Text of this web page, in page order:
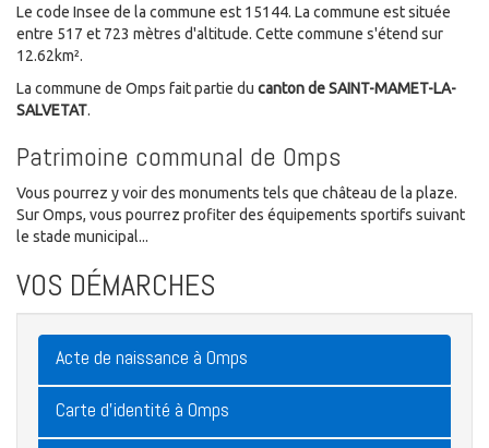
Le code Insee de la commune est 15144. La commune est située
entre 517 et 723 mètres d'altitude. Cette commune s'étend sur
12.62km².
La commune de Omps fait partie du canton de SAINT-MAMET-LA-
SALVETAT.
Patrimoine communal de Omps
Vous pourrez y voir des monuments tels que château de la plaze.
Sur Omps, vous pourrez profiter des équipements sportifs suivant
le stade municipal...
VOS DÉMARCHES
Acte de naissance à Omps
Carte d'identité à Omps